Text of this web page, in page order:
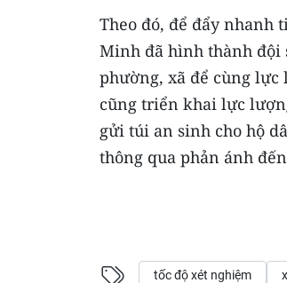
Theo đó, để đẩy nhanh
Minh đã hình thành đội
phường, xã để cùng
cũng triển khai lực
gửi túi an sinh cho hộ
thông qua phản ánh
tốc độ xét nghiệm